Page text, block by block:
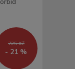
725 Kč
- 21 %